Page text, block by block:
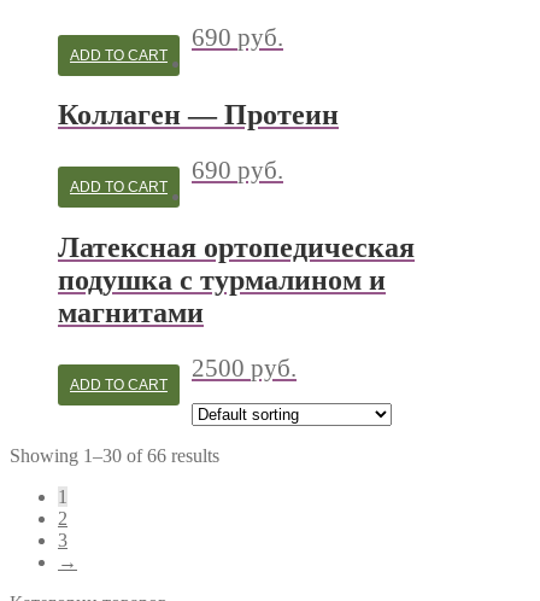
690 руб.
ADD TO CART
Коллаген — Протеин
690 руб.
ADD TO CART
Латексная ортопедическая
подушка с турмалином и
магнитами
2500 руб.
ADD TO CART
Showing 1–30 of 66 results
1
2
3
→